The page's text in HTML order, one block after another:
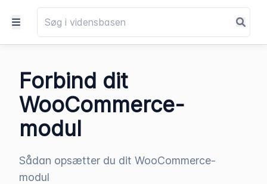
Forbind dit
WooCommerce-
modul
Sådan opsætter du dit WooCommerce-
modul